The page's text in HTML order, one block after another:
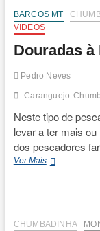
BARCOS MT
VIDEOS
Douradas à
Pedro Neves
Caranguejo
Neste tipo de
levar a ter mais
dos pescadores
Ver MaisDouradas
CHUMBADINHA